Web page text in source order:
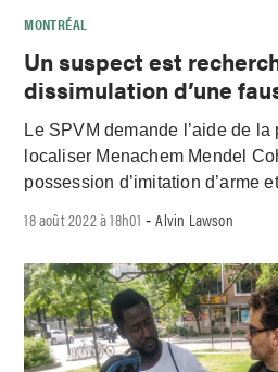
MONTRÉAL
Un suspect est
dissimulation d’une
Le SPVM demande l’aide de
localiser Menachem Mendel
possession d’imitation d’arme
18 août 2022 à 18h01 -Alvin Lawson